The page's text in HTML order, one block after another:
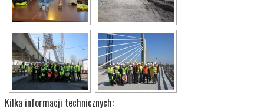
Kilka informacji technicznych: